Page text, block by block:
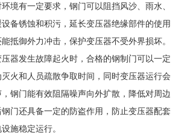
境有一定要求，钢门可以阻挡风沙、雨水、
备锈蚀和积污，延长变压器绝缘部件的使用
抵御外力冲击，保护变压器不受外界损坏。
器发生故障起火时，合格的钢制门可以一定
火和人员疏散争取时间，同时变压器运行会
钢门能有效阻隔噪声向外扩散，降低对周边
门还具备一定的防盗作用，防止变压器配套
施稳定运行。